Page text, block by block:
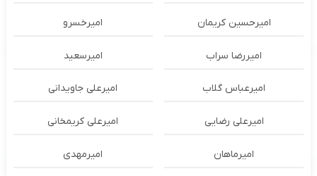
امیرحسین کریمان امیرخسرو
امیررضا سراب امیرسعید
امیرعباس گلاب امیرعلی جاویدانی
امیرعلی رضایی امیرعلی کریمخانی
امیرماهان امیرمهدی